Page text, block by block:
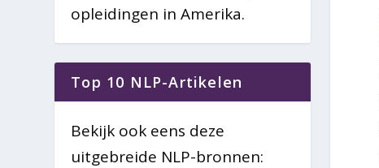
opleidingen in Amerika.
Top 10 NLP-Artikelen
Bekijk ook eens deze
uitgebreide NLP-bronnen: